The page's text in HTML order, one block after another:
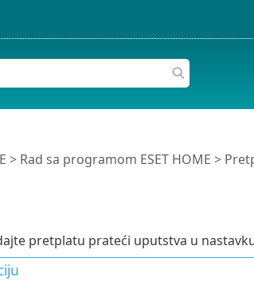
> Rad sa programom ESET HOME >
pretplatu prateći uputstva u